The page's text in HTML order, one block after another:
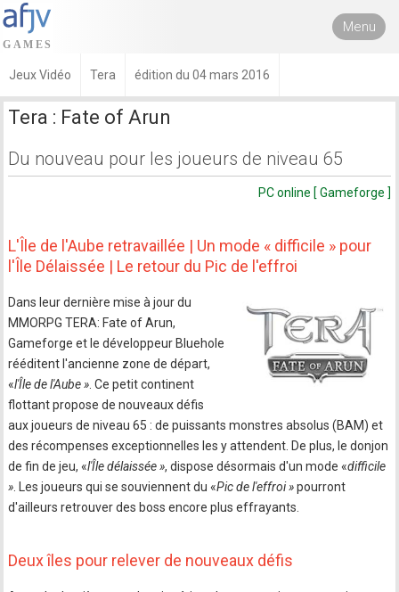
Menu
Jeux Vidéo Tera édition du 04 mars 2016
Tera : Fate of Arun
Du nouveau pour les joueurs de niveau 65
PC online [ Gameforge ]
L'Île de l'Aube retravaillée | Un mode « difficile » pour
l'Île Délaissée | Le retour du Pic de l'effroi
Dans leur dernière mise à jour du
MMORPG TERA: Fate of Arun,
Gameforge et le développeur Bluehole
rééditent l'ancienne zone de départ,
«l'Île de l'Aube » . Ce petit continent
flottant propose de nouveaux défis
aux joueurs de niveau 65 : de puissants monstres absolus (BAM) et
des récompenses exceptionnelles les y attendent. De plus, le donjon
de fin de jeu, «l'Île délaissée », dispose désormais d'un mode «difficile
» . Les joueurs qui se souviennent du «Pic de l'effroi »pourront
d'ailleurs retrouver des boss encore plus effrayants.
Deux îles pour relever de nouveaux défis